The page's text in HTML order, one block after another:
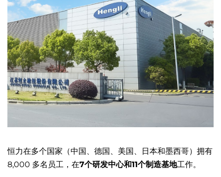
恒力在多个国家（中国、德国、美国、日本和墨西哥）拥有
8,000 多名员工，在7个研发中心和11个制造基地工作。